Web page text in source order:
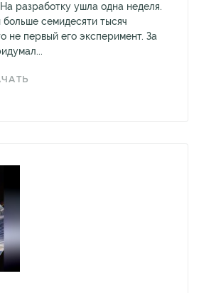
разработку ушла одна неделя.
семидесяти тысяч
не первый его эксперимент. За